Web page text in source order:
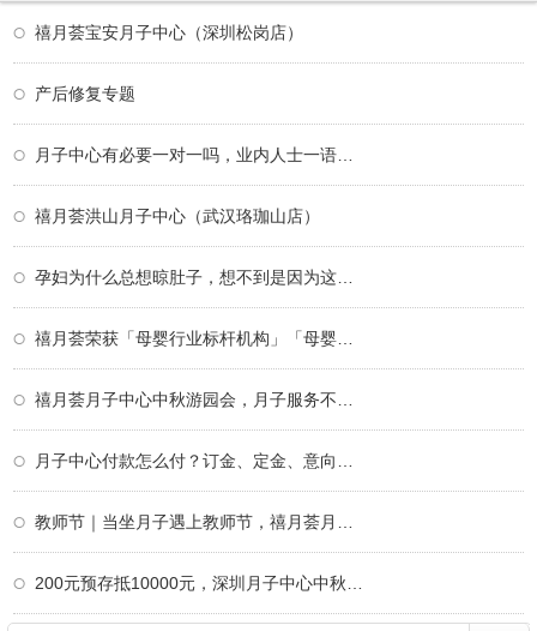
禧月荟宝安月子中心（深圳松岗店）
产后修复专题
月子中心有必要一对一吗，业内人士一语道破
禧月荟洪山月子中心（武汉珞珈山店）
孕妇为什么总想晾肚子，想不到是因为这个！
禧月荟荣获「母婴行业标杆机构」「母婴行业
禧月荟月子中心中秋游园会，月子服务不仅仅
月子中心付款怎么付？订金、定金、意向金、
教师节｜当坐月子遇上教师节，禧月荟月子中
200元预存抵10000元，深圳月子中心中秋限定